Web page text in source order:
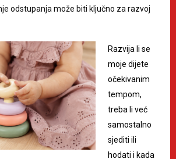
odstupanja može biti ključno za razvoj
Razvija li se
moje dijete
očekivanim
tempom,
treba li već
samostalno
sjediti ili
hodati i kada